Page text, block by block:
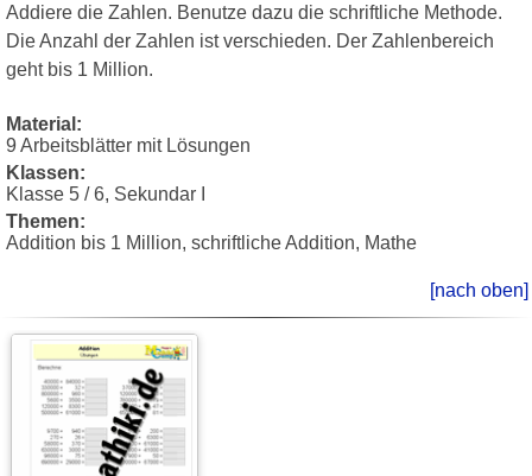
Addiere die Zahlen. Benutze dazu die schriftliche Methode.
Die Anzahl der Zahlen ist verschieden. Der Zahlenbereich
geht bis 1 Million.
Material:
9 Arbeitsblätter mit Lösungen
Klassen:
Klasse 5 / 6, Sekundar I
Themen:
Addition bis 1 Million, schriftliche Addition, Mathe
[nach oben]